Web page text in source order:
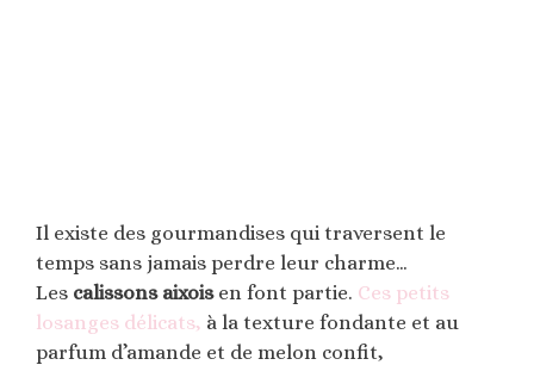
Il existe des gourmandises qui traversent le
temps sans jamais perdre leur charme…
Les calissons aixoisen font partie. Ces petits
losanges délicats, à la texture fondante et au
parfum d’amande et de melon confit,